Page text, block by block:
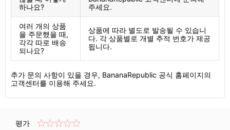
하나요?
주세요.
여러 개의 상품
을 주문했을 때,
각각 따로 배송
되나요?
상품에 따라 별도로 발송될 수 있습니
다. 각 상품별로 개별 추적 번호가 제공
됩니다.
추가 문의 사항이 있을 경우, BananaRepublic 공식 홈페이지의
고객센터를 이용해 주세요.
평가